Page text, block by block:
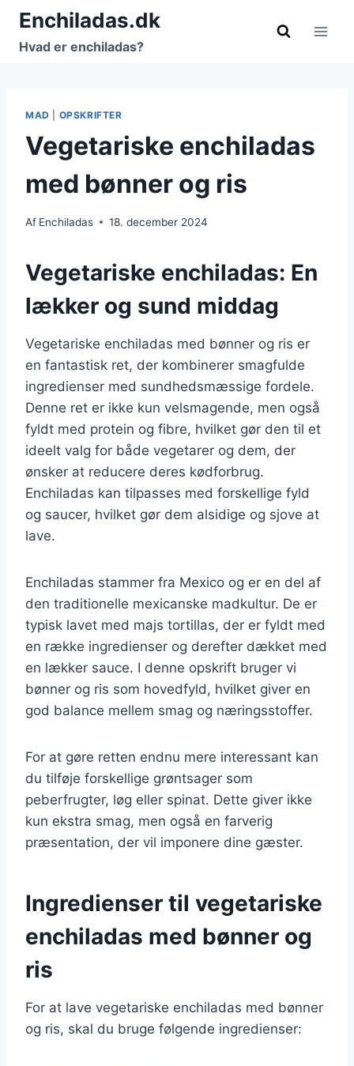
Fortsæt
indhold
Enchiladas.dk
Hvad er enchiladas?
MAD OPSKRIFTER
Vegetariske enchiladas
med bønner og ris
Af Enchiladas 18. december 2024
Vegetariske enchiladas: En
lækker og sund middag
Vegetariske enchiladas med bønner og ris er
en fantastisk ret, der kombinerer smagfulde
ingredienser med sundhedsmæssige fordele.
Denne ret er ikke kun velsmagende, men også
fyldt med protein og fibre, hvilket gør den til et
ideelt valg for både vegetarer og dem, der
ønsker at reducere deres kødforbrug.
Enchiladas kan tilpasses med forskellige fyld
og saucer, hvilket gør dem alsidige og sjove at
lave.
Enchiladas stammer fra Mexico og er en del af
den traditionelle mexicanske madkultur. De er
typisk lavet med majs tortillas, der er fyldt med
en række ingredienser og derefter dækket med
en lækker sauce. I denne opskrift bruger vi
bønner og ris som hovedfyld, hvilket giver en
god balance mellem smag og næringsstoffer.
For at gøre retten endnu mere interessant kan
du tilføje forskellige grøntsager som
peberfrugter, løg eller spinat. Dette giver ikke
kun ekstra smag, men også en farverig
præsentation, der vil imponere dine gæster.
Ingredienser til vegetariske
enchiladas med bønner og
ris
For at lave vegetariske enchiladas med bønner
og ris, skal du bruge følgende ingredienser: